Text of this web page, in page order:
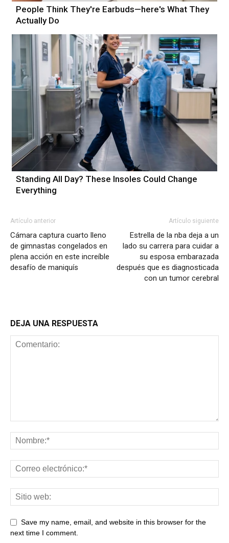
People Think They're Earbuds—here's What They
Actually Do
Standing All Day? These Insoles Could Change
Everything
Artículo anterior
Cámara captura cuarto lleno
de gimnastas congelados en
plena acción en este increíble
desafío de maniquís
Artículo siguiente
Estrella de la nba deja a un
lado su carrera para cuidar a
su esposa embarazada
después que es diagnosticada
con un tumor cerebral
DEJA UNA RESPUESTA
Save my name, email, and website in this browser for the
next time I comment.